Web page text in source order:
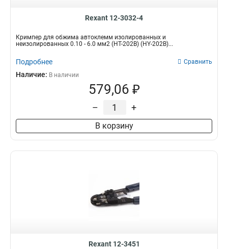
Rexant 12-3032-4
Кримпер для обжима автоклемм изолированных и
неизолированных 0.10 - 6.0 мм2 (HT-202B) (HY-202B)...
Подробнее Сравнить
Наличие: В наличии
579,06 ₽
– +
В корзину
Rexant 12-3451